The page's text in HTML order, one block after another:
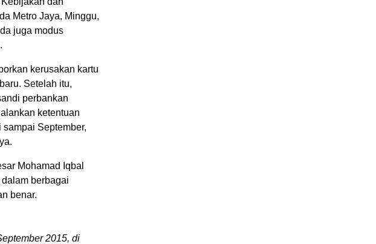
Metro Jaya, Minggu,
juga modus
kerusakan kartu
Setelah itu,
perbankan
ketentuan
September,
Mohamad Iqbal
berbagai
benar.
2015, di